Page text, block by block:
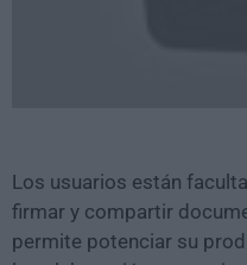
Los usuarios están
firmar y compartir
permite potenciar su